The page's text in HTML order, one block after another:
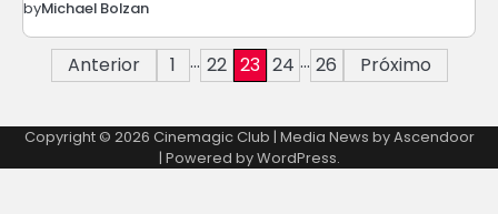
byMichael Bolzan
Paginação
posts
Anterior 1 … 22 23 24 … 26 Próximo
Copyright © 2026 Cinemagic Club | Media News byAscendoor
| Powered byWordPress.